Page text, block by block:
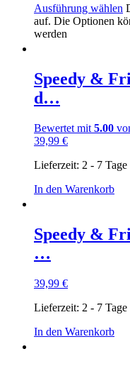
Ausführung wählen
auf. Die Optionen
werden
Speedy &
d…
Bewertet mit 5.00
39,99 €
Lieferzeit: 2 - 7 Tage
In den Warenkorb
Speedy &
…
39,99 €
Lieferzeit: 2 - 7 Tage
In den Warenkorb